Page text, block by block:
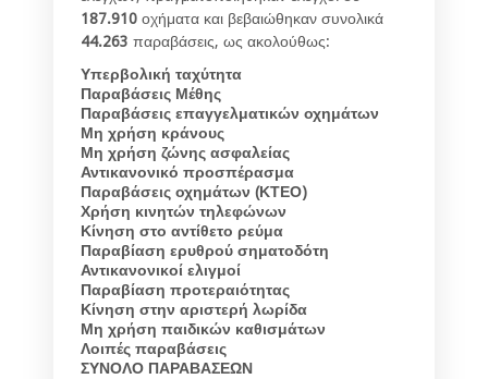
187.910 οχήματα και βεβαιώθηκαν συνολικά
44.263 παραβάσεις, ως ακολούθως:
Υπερβολική ταχύτητα
Παραβάσεις Μέθης
Παραβάσεις επαγγελματικών οχημάτων
Μη χρήση κράνους
Μη χρήση ζώνης ασφαλείας
Αντικανονικό προσπέρασμα
Παραβάσεις οχημάτων (ΚΤΕΟ)
Χρήση κινητών τηλεφώνων
Κίνηση στο αντίθετο ρεύμα
Παραβίαση ερυθρού σηματοδότη
Αντικανονικοί ελιγμοί
Παραβίαση προτεραιότητας
Κίνηση στην αριστερή λωρίδα
Μη χρήση παιδικών καθισμάτων
Λοιπές παραβάσεις
ΣΥΝΟΛΟ ΠΑΡΑΒΑΣΕΩΝ